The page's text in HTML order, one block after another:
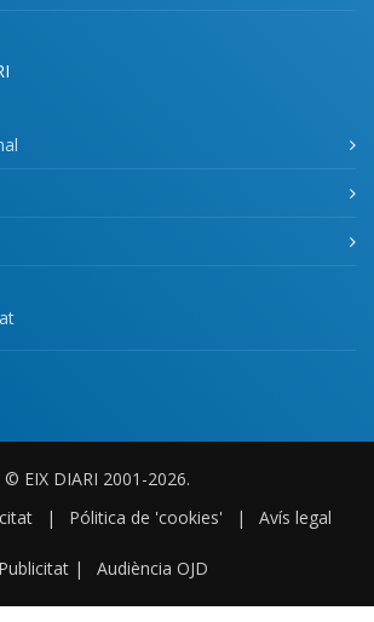
© EIX DIARI 2001-2026.
| Pólitica de 'cookies' | Avís legal
Publicitat | Audiència OJD